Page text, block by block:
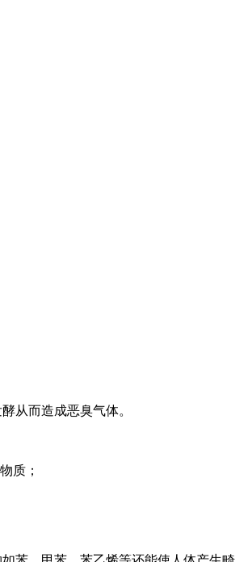
从而造成恶臭气体。
质；